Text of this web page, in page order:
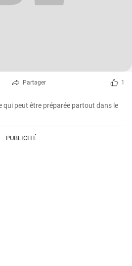
Partager 1
qui peut être préparée partout dans le
PUBLICITÉ